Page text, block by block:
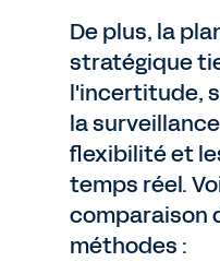
De plus, la
stratégique
l'incertitude,
la
flexibilité et
temps réel.
comparaison
méthodes :